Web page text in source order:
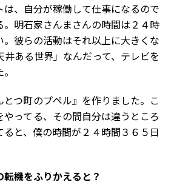
、自分が稼働して仕事になるので
。明石家さんまさんの時間は２４時
彼らの活動はそれ以上に大きくな
井ある世界」なんだって、テレビを
つ町のプペル』を作りました。こ
ってる、その間自分は違うところ
と、僕の時間が２４時間３６５日
転機をふりかえると？